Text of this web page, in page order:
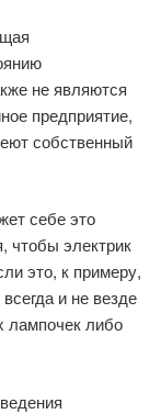
не являются
предприятие,
собственный
себе это
чтобы электрик
это, к примеру,
и не везде
лампочек либо